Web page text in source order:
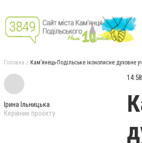
Головна Кам’янець-Подільське іконописне духовне
Ірина Ільницька
Керівник проєкту